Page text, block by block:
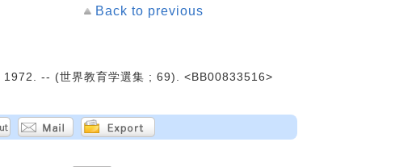
Back to previous
1972. -- (世界教育学選集 ; 69). <BB00833516>